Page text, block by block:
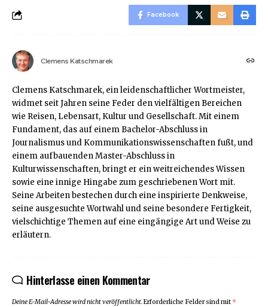
Facebook
Clemens Katschmarek
Clemens Katschmarek, ein leidenschaftlicher Wortmeister,
widmet seit Jahren seine Feder den vielfältigen Bereichen
wie Reisen, Lebensart, Kultur und Gesellschaft. Mit einem
Fundament, das auf einem Bachelor-Abschluss in
Journalismus und Kommunikationswissenschaften fußt, und
einem aufbauenden Master-Abschluss in
Kulturwissenschaften, bringt er ein weitreichendes Wissen
sowie eine innige Hingabe zum geschriebenen Wort mit.
Seine Arbeiten bestechen durch eine inspirierte Denkweise,
seine ausgesuchte Wortwahl und seine besondere Fertigkeit,
vielschichtige Themen auf eine eingängige Art und Weise zu
erläutern.
Hinterlasse einen Kommentar
Deine E-Mail-Adresse wird nicht veröffentlicht.Erforderliche Felder sind mit *